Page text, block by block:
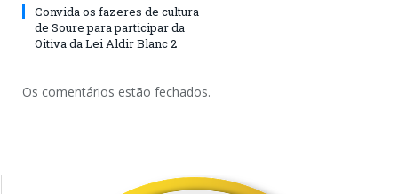
Convida os fazeres de cultura
de Soure para participar da
Oitiva da Lei Aldir Blanc 2
Os comentários estão fechados.